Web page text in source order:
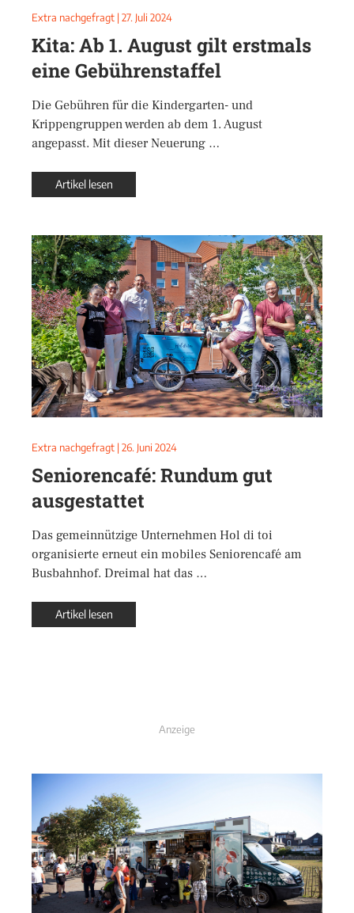
Extra nachgefragt | 27. Juli 2024
Kita: Ab 1. August gilt erstmals
eine Gebührenstaffel
Die Gebühren für die Kindergarten- und
Krippengruppen werden ab dem 1. August
angepasst. Mit dieser Neuerung …
Artikel lesen
Extra nachgefragt | 26. Juni 2024
Seniorencafé: Rundum gut
ausgestattet
Das gemeinnützige Unternehmen Hol di toi
organisierte erneut ein mobiles Seniorencafé am
Busbahnhof. Dreimal hat das …
Artikel lesen
Anzeige